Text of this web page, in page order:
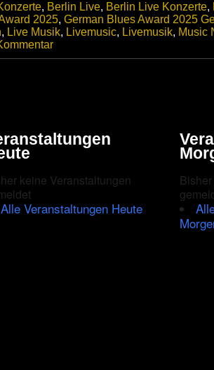
, Berlin Live, Berlin Live Konzerte,
2025, German Blues Award 2025
, Live Musik, Livemusic, Livemusik, Music
zu
Rockradio.de
AWARD
2025
der
Medien
keine Veranstaltungen
Alle Veranstaltungen Heute